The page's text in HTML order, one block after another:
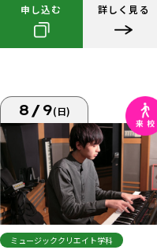
申し込む 詳しく見る
8/9(日)
ミュージッククリエイト学科